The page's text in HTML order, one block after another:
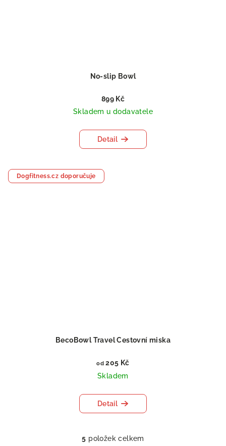
No-slip Bowl
899 Kč
Skladem u dodavatele
Detail
Dogfitness.cz doporučuje
BecoBowl Travel Cestovní miska
od 205 Kč
Skladem
Detail
O
5 položek celkem